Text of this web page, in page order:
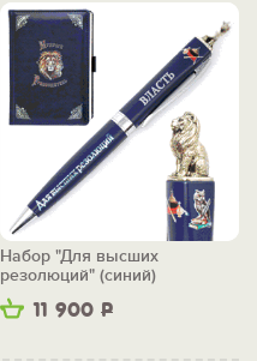
11 900 Р
Набор "Для высших
резолюций" (синий)